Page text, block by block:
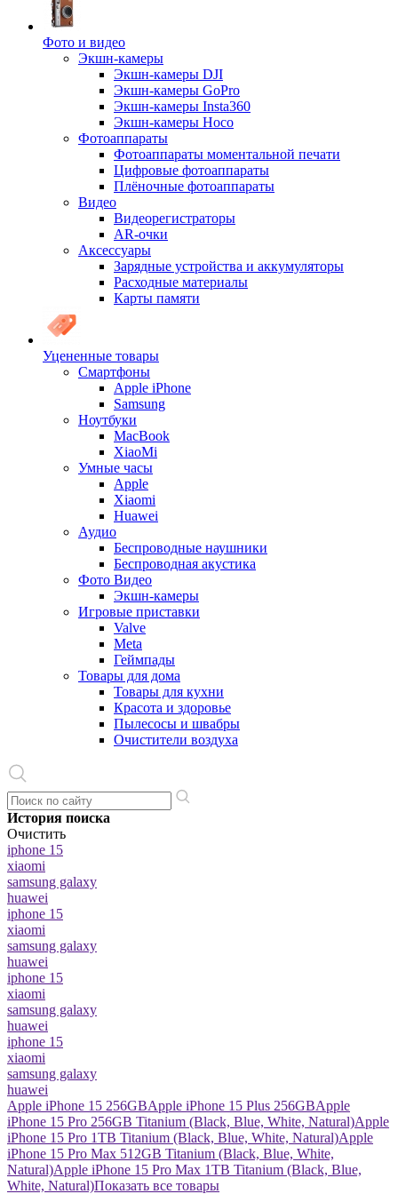
Фото и видео
Экшн-камеры
Экшн-камеры DJI
Экшн-камеры GoPro
Экшн-камеры Insta360
Экшн-камеры Hoco
Фотоаппараты
Фотоаппараты моментальной печати
Цифровые фотоаппараты
Плёночные фотоаппараты
Видео
Видеорегистраторы
AR-очки
Аксессуары
Зарядные устройства и аккумуляторы
Расходные материалы
Карты памяти
Уцененные товары
Cмартфоны
Apple iPhone
Samsung
Ноутбуки
MacBook
XiaoMi
Умные часы
Apple
Xiaomi
Huawei
Аудио
Беспроводные наушники
Беспроводная акустика
Фото Видео
Экшн-камеры
Игровые приставки
Valve
Meta
Геймпады
Товары для дома
Товары для кухни
Красота и здоровье
Пылесосы и швабры
Очистители воздуха
История поиска
Очистить
iphone 15
xiaomi
samsung galaxy
huawei
iphone 15
xiaomi
samsung galaxy
huawei
iphone 15
xiaomi
samsung galaxy
huawei
iphone 15
xiaomi
samsung galaxy
huawei
Apple iPhone 15 256GBApple iPhone 15 Plus 256GBApple
iPhone 15 Pro 256GB Titanium (Black, Blue, White, Natural)Apple
iPhone 15 Pro 1TB Titanium (Black, Blue, White, Natural)Apple
iPhone 15 Pro Max 512GB Titanium (Black, Blue, White,
Natural)Apple iPhone 15 Pro Max 1TB Titanium (Black, Blue,
White, Natural)Показать все товары